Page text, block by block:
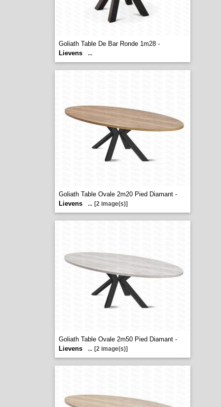
Goliath Table De Bar Ronde 1m28 -
Lievens
...
Goliath Table Ovale 2m20 Pied Diamant -
Lievens
... [2 image(s)]
Goliath Table Ovale 2m50 Pied Diamant -
Lievens
... [2 image(s)]